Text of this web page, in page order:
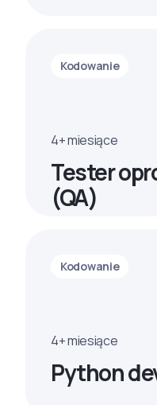
Kodowanie
4+ miesiące
Tester
(QA)
Kodowanie
4+ miesiące
Python